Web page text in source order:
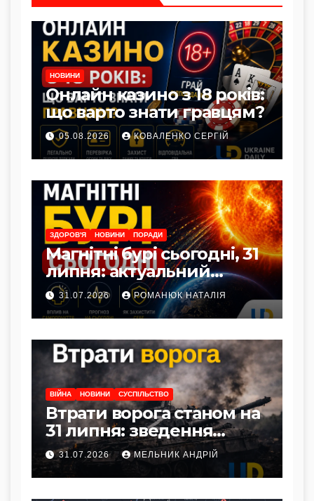
НОВИНИ
Онлайн казино з 18 років:
що варто знати гравцям?
05.08.2026 КОВАЛЕНКО СЕРГІЙ
ЗДОРОВ'Я НОВИНИ ПОРАДИ
Магнітні бурі сьогодні, 31
липня: актуальний
прогноз та як захистити
здоров’я
31.07.2026 РОМАНЮК НАТАЛІЯ
ВІЙНА НОВИНИ СУСПІЛЬСТВО
Втрати ворога станом на
31 липня: зведення
Генштабу ЗСУ
31.07.2026 МЕЛЬНИК АНДРІЙ